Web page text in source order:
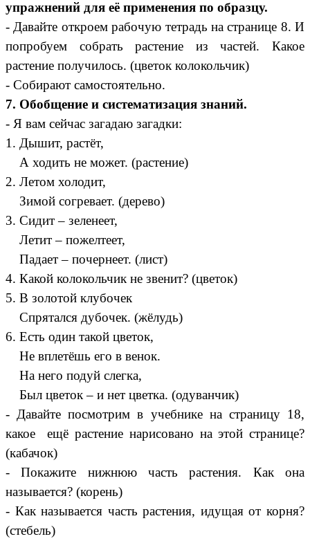
упражнений для её применения по образцу.
- Давайте откроем рабочую тетрадь на странице 8. И
попробуем собрать растение из частей. Какое
растение получилось. (цветок колокольчик)
- Собирают самостоятельно.
7. Обобщение и систематизация знаний.
- Я вам сейчас загадаю загадки:
1. Дышит, растёт,
А ходить не может. (растение)
2. Летом холодит,
Зимой согревает. (дерево)
3. Сидит – зеленеет,
Летит – пожелтеет,
Падает – почернеет. (лист)
4. Какой колокольчик не звенит? (цветок)
5. В золотой клубочек
Спрятался дубочек. (жёлудь)
6. Есть один такой цветок,
Не вплетёшь его в венок.
На него подуй слегка,
Был цветок – и нет цветка. (одуванчик)
- Давайте посмотрим в учебнике на страницу 18,
какое ещё растение нарисовано на этой странице?
(кабачок)
- Покажите нижнюю часть растения. Как она
называется? (корень)
- Как называется часть растения, идущая от корня?
(стебель)